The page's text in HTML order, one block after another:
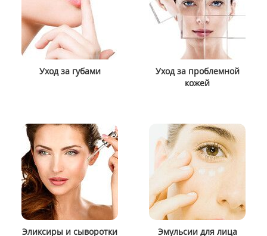
Уход за губами
Уход за проблемной
кожей
Эликсиры и сыворотки
Эмульсии для лица